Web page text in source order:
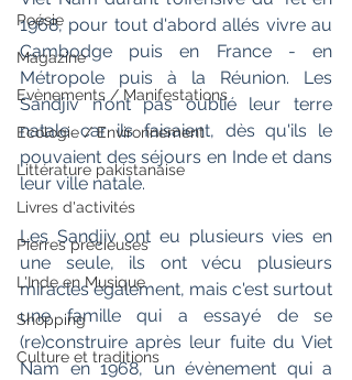
Poésie
Magazine
Evènements / Manifestations
Ecologie / Environnement
Littérature pakistanaise
Livres d'activités
Pierres précieuses
L'Inde en Musique
Shopping
Culture et traditions
1968, pour tout d'abord allés vivre au
Cambodge puis en France - en
Métropole puis à la Réunion. Les
Sandjiv n'ont pas oublié leur terre
natale car ils faisaient, dès qu'ils le
pouvaient des séjours en Inde et dans
leur ville natale.
Les Sandjiv ont eu plusieurs vies en
une seule, ils ont vécu plusieurs
miracles également, mais c'est surtout
une famille qui a essayé de se
(re)construire après leur fuite du Viet
Nam en 1968, un évènement qui a